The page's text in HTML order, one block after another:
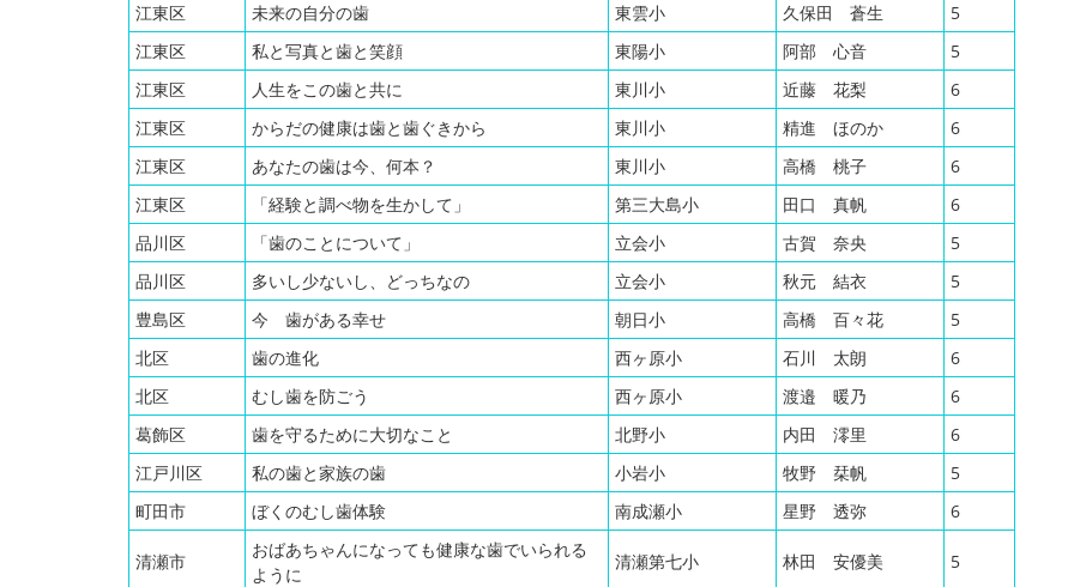
江東区
未来の自分の歯 東雲小 久保田 蒼生
5
江東区
私と写真と歯と笑顔 東陽小 阿部 心音
5
江東区
人生をこの歯と共に 東川小 近藤 花梨
6
江東区
からだの健康は歯と歯ぐきから 東川小 精進 ほのか
6
江東区
あなたの歯は今、何本？ 東川小 高橋 桃子
6
江東区
「経験と調べ物を生かして」 第三大島小 田口 真帆
6
品川区
「歯のことについて」 立会小 古賀 奈央
5
品川区
多いし少ないし、どっちなの 立会小 秋元 結衣
5
豊島区
今 歯がある幸せ 朝日小 高橋 百々花
5
北区
歯の進化 西ヶ原小 石川 太朗
6
北区
むし歯を防ごう 西ヶ原小 渡邉 暖乃
6
葛飾区
歯を守るために大切なこと 北野小 内田 澪里
6
江戸川区
私の歯と家族の歯 小岩小 牧野 栞帆
5
町田市
ぼくのむし歯体験 南成瀬小 星野 透弥 6
清瀬市
おばあちゃんになっても健康な歯でいられる
ように
清瀬第七小 林田 安優美 5